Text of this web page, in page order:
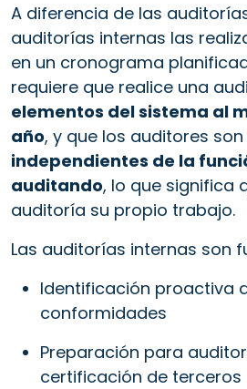
A diferencia de las
auditorías internas las
en un cronograma
requiere que realice una
elementos del sistema al
año, y que los auditores son
independientes de la
auditando, lo que significa
auditoría su propio trabajo.
Las auditorías internas son
Identificación proactiva
conformidades
Preparación para
certificación de terceros